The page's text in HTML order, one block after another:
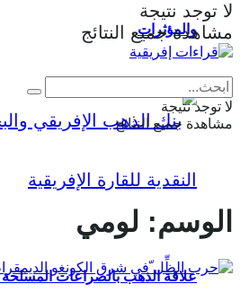
والمؤثرات
علاقة الذهب بالصراعات المسلحة
لا توجد نتيجة
مشاهدة جميع النتائج
لا توجد نتيجة
مشاهدة جميع النتائج
الوسم: لومي